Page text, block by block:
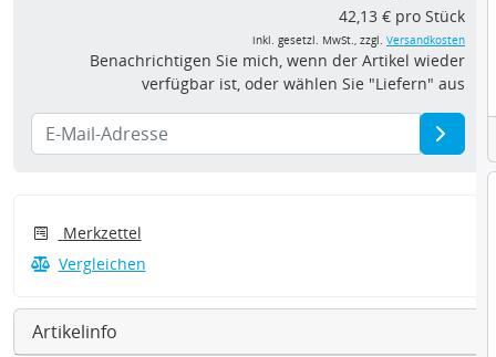
42,13 € pro Stück
inkl. gesetzl. MwSt., zzgl. Versandkosten
Benachrichtigen Sie mich, wenn der Artikel wieder
verfügbar ist, oder wählen Sie "Liefern" aus
Merkzettel
Vergleichen
Artikelinfo